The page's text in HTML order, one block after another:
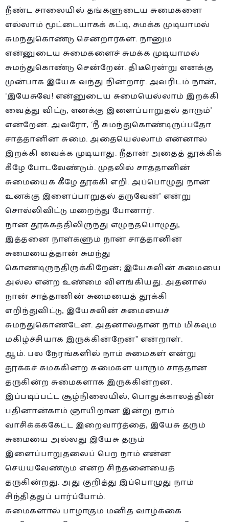
நீண்ட சாலையில் தங்களுடைய சுமைகளை
எல்லாம் மூட்டையாகக் கட்டி, சுமக்க முடியாமல்
சுமந்துகொண்டு சென்றார்கள். நானும்
என்னுடைய சுமைகளைச் சுமக்க முடியாமல்
சுமந்துகொண்டு சென்றேன். திடீரென்று எனக்கு
முன்பாக இயேசு வந்து நின்றார். அவரிடம் நான்,
‘இயேசுவே! என்னுடைய சுமையெல்லாம் இறக்கி
வைத்து விட்டு, எனக்கு இளைப்பாறுதல் தாரும்’
என்றேன். அவரோ, ‘நீ சுமந்துகொண்டிருப்பதோ
சாத்தானின் சுமை. அதையெல்லாம் என்னால்
இறக்கி வைக்க முடியாது. நீதான் அதைத் தூக்கிக்
கீழே போடவேண்டும். முதலில் சாத்தானின்
சுமையைக் கீழே தூக்கி எறி. அப்பொழுது நான்
உனக்கு இளைப்பாறுதல் தருவேன்’ என்று
சொல்லிவிட்டு மறைந்து போனார்.
நான் தூக்கத்திலிருந்து எழுந்தபொழுது,
இத்தனை நாள்களும் நான் சாத்தானின்
சுமையைத்தான் சுமந்து
கொண்டிருந்திருக்கிறேன்; இயேசுவின் சுமையை
அல்ல என்ற உண்மை விளங்கியது. அதனால்
நான் சாத்தானின் சுமையைத் தூக்கி
எறிந்துவிட்டு, இயேசுவின் சுமையைச்
சுமந்துகொண்டேன். அதனால்தான் நாம் மிகவும்
மகிழ்ச்சியாக இருக்கின்றேன்” என்றாள்.
ஆம். பல நேரங்களில் நாம் சுமைகள் என்று
தூக்கச் சுமக்கின்ற சுமைகள் யாரும் சாத்தான்
தருகின்ற சுமைகளாக இருக்கின்றன.
இப்படிப்பட்ட சூழ்நிலையில், பொதுக்காலத்தின்
பதினான்காம் ஞாயிறான இன்று நாம்
வாசிக்கக்கேட்ட இறைவார்த்தை, இயேசு தரும்
சுமையை அல்லது இயேசு தரும்
இளைப்பாறுதலைப் பெற நாம் என்ன
செய்யவேண்டும் என்ற சிந்தனையைத்
தருகின்றது. அது குறித்து இப்பொழுது நாம்
சிந்தித்துப் பார்ப்போம்.
சுமைகளால் பாழாகும் மனித வாழ்க்கை